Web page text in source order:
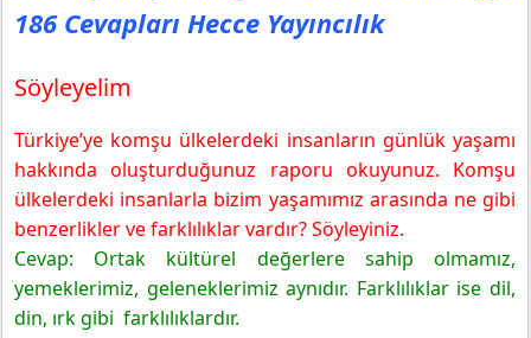
186 Cevapları Hecce Yayıncılık
Söyleyelim
Türkiye’ye komşu ülkelerdeki insanların günlük yaşamı
hakkında oluşturduğunuz raporu okuyunuz. Komşu
ülkelerdeki insanlarla bizim yaşamımız arasında ne gibi
benzerlikler ve farklılıklar vardır? Söyleyiniz.
Cevap: Ortak kültürel değerlere sahip olmamız,
yemeklerimiz, geleneklerimiz aynıdır. Farklılıklar ise dil,
din, ırk gibi farklılıklardır.